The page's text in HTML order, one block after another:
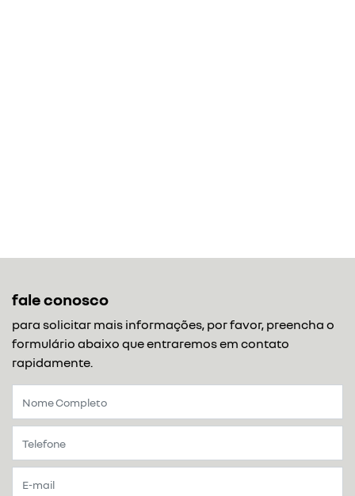
fale conosco
para solicitar mais informações, por favor, preencha o
formulário abaixo que entraremos em contato
rapidamente.